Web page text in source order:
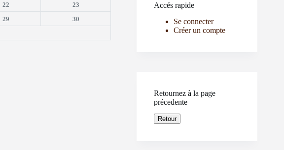
22
23
29
30
Accés rapide
Se connecter
Créer un compte
Retournez à la page
précedente